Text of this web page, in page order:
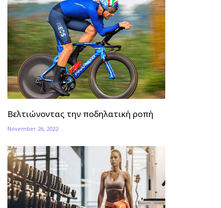
Βελτιώνοντας την ποδηλατική ροπή
November 26, 2022